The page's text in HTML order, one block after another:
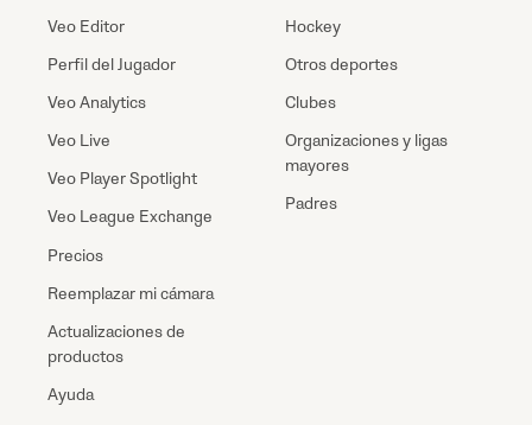
Veo Editor
Perfil del Jugador
Veo Analytics
Veo Live
Veo Player Spotlight
Veo League Exchange
Precios
Reemplazar mi cámara
Actualizaciones de
productos
Ayuda
Hockey
Otros deportes
Clubes
Organizaciones y ligas
mayores
Padres